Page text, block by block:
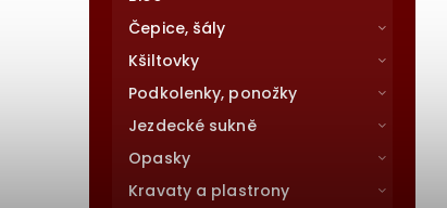
Čepice, šály
Kšiltovky
Podkolenky, ponožky
Jezdecké sukně
Opasky
Kravaty a plastrony